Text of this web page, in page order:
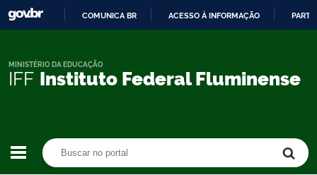
CONTEÚDO
COMUNICA BR ACESSO À INFORMAÇÃO
IFF Instituto Federal Fluminense
MINISTÉRIO DA EDUCAÇÃO